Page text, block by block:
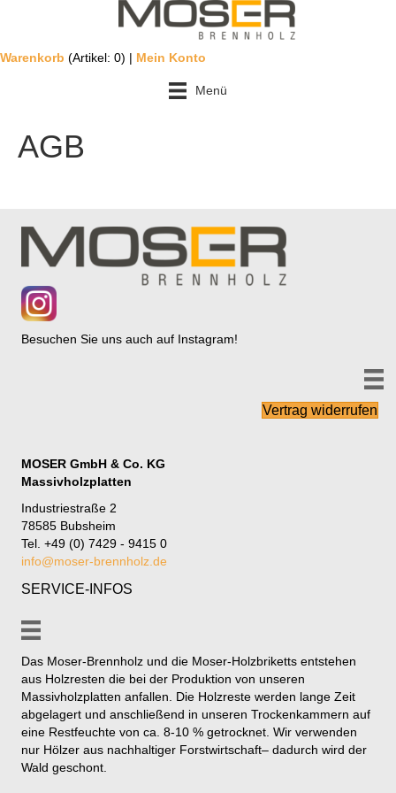
Warenkorb (Artikel: 0) | Mein Konto
Menü
AGB
Besuchen Sie uns auch auf Instagram!
Vertrag widerrufen
MOSER GmbH & Co. KG
Massivholzplatten
Industriestraße 2
78585 Bubsheim
Tel. +49 (0) 7429 - 9415 0
info@moser-brennholz.de
SERVICE-INFOS
Das Moser-Brennholz und die Moser-Holzbriketts entstehen
aus Holzresten die bei der Produktion von unseren
Massivholzplatten anfallen. Die Holzreste werden lange Zeit
abgelagert und anschließend in unseren Trockenkammern auf
eine Restfeuchte von ca. 8-10 % getrocknet. Wir verwenden
nur Hölzer aus nachhaltiger Forstwirtschaft– dadurch wird der
Wald geschont.